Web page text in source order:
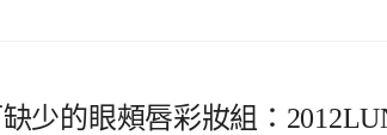
缺少的眼頰唇彩妝組：